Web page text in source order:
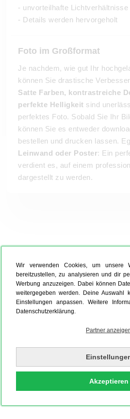
Wir verwenden Cookies, um unsere
bereitzustellen, zu analysieren und dir
Werbung anzuzeigen. Dabei können
weitergegeben werden. Deine Auswahl
Einstellungen anpassen. Weitere
Datenschutzerklärung.
Partner
Akzeptieren
- unvorteilhafte
- Details werden hervorgeholt
Foto im Großformat
Je nachdem, wie gut Ihr
können Sie drastische
Satte Farben, kontrastreiche
perfekte Helligkeit sind
perfektes Foto. Sobald Sie Ihr
können Sie es entweder
bestellen und drucken lassen.
Leinwand oder Poster: Ein
verdient es, auf einem
dargestellt zu werden.